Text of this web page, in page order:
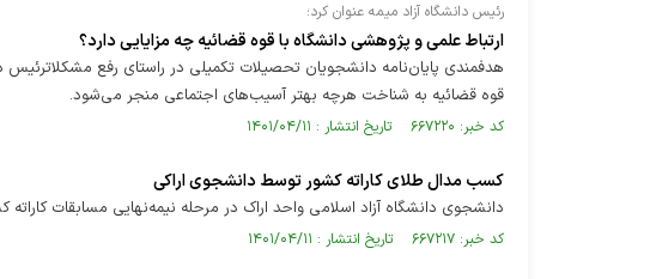
رئیس دانشگاه آزاد میمه عنوان کرد؛
ارتباط علمی و پژوهشی دانشگاه با قوه قضائیه چه مزایایی دارد؟
هدفمندی پایان‌نامه‌ دانشجویان تحصیلات تکمیلی در راستای رفع
قوه قضائیه به شناخت هرچه بهتر آسیب‌های اجتماعی منجر می‌شود.
کد خبر: ۶۶۷۲۲۰ تاریخ انتشار : ۱۴۰۱/۰۴/۱۱
کسب مدال طلای کاراته کشور توسط دانشجوی اراکی
دانشجوی دانشگاه آزاد اسلامی واحد اراک در مرحله نیمه‌نهایی مسابقات
کد خبر: ۶۶۷۲۱۷ تاریخ انتشار : ۱۴۰۱/۰۴/۱۱